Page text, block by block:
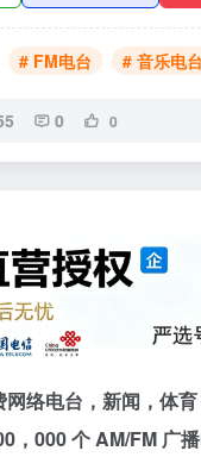
# FM电台 # 音乐电台
0 0
络电台，新闻，体
，000 个 AM/FM 广